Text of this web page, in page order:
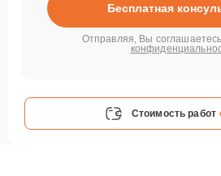
Бесплатная
Отправляя, Вы
Стоимость работ